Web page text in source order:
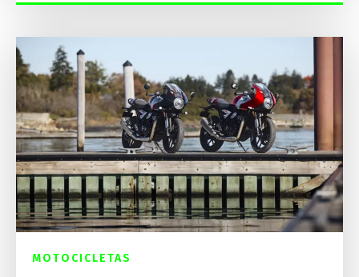
MOTOCICLETAS